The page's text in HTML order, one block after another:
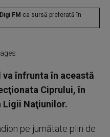
Digi FM ca sursă preferată în
înfrunta în această
Ciprului, în
Ligii Naţiunilor.
pe jumătate plin de